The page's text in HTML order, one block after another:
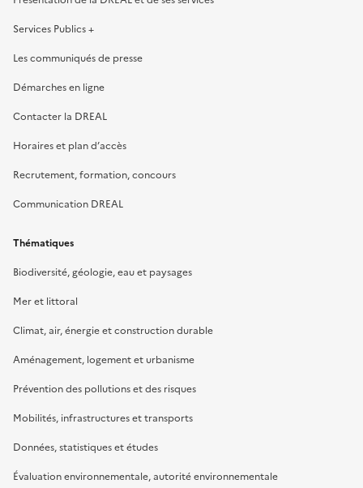
Services Publics +
Les communiqués de presse
Démarches en ligne
Contacter la DREAL
Horaires et plan d’accès
Recrutement, formation, concours
Communication DREAL
Thématiques
Biodiversité, géologie, eau et paysages
Mer et littoral
Climat, air, énergie et construction durable
Aménagement, logement et urbanisme
Prévention des pollutions et des risques
Mobilités, infrastructures et transports
Données, statistiques et études
Évaluation environnementale, autorité environnementale